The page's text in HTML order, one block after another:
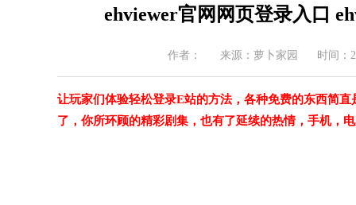
ehviewer官网网页登录入口
作者： 来源：萝卜家园 时间：
让玩家们体验轻松登录E站的方法，各种免费的东西简直
了，你所环顾的精彩剧集，也有了延续的热情，手机，